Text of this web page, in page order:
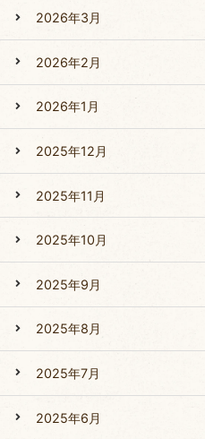
2026年3月
2026年2月
2026年1月
2025年12月
2025年11月
2025年10月
2025年9月
2025年8月
2025年7月
2025年6月